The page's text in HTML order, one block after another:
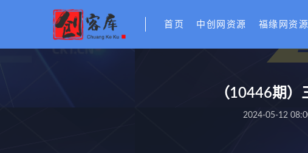
首页 中创网资源 福缘网资源
（10446期
2024-05-12